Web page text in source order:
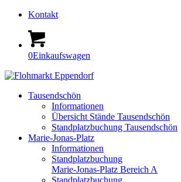
Kontakt
0Einkaufswagen
Tausendschön
Informationen
Übersicht Stände Tausendschön
Standplatzbuchung Tausendschön
Marie-Jonas-Platz
Informationen
Standplatzbuchung
Marie-Jonas-Platz Bereich A
Standplatzbuchung